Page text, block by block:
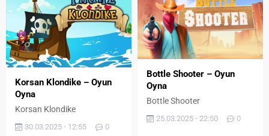
Korsan Klondike – Oyun
Oyna
Korsan Klondike
30.03.2025 - 12:55 0
Bottle Shooter – Oyun
Oyna
Bottle Shooter
25.03.2025 - 22:50 0